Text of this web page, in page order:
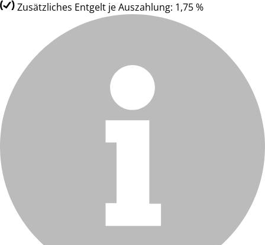
Zusätzliches Entgelt je Auszahlung: 1,75 %